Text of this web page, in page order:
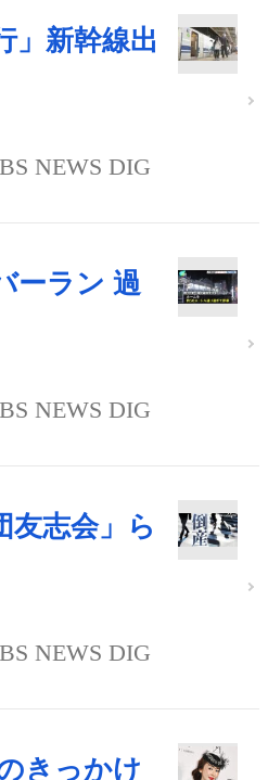
」新幹線出
NEWS DIG
ーラン 過
NEWS DIG
友志会」ら
NEWS DIG
きっかけ